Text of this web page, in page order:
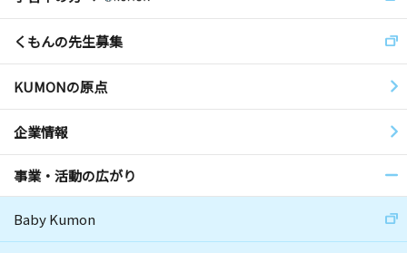
くもんの先生募集
KUMONの原点
企業情報
事業・活動の広がり
Baby Kumon